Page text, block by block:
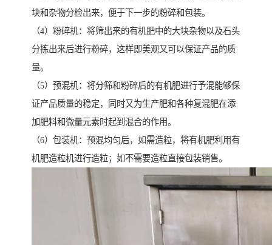
块和杂物分检出来，便于下一步的粉碎和包装。
（4）粉碎机：将筛出来的有机肥中的大块杂物以及石头
分拣出来后进行粉碎，这样即美观又可以保证产品的质
量。
（5）预混机：将分筛和粉碎后的有机肥进行予混能够保
证产品质量的稳定，同时又为生产肥和各种复混肥在添
加肥料和微量元素时起到混合的作用。
（6）包装机：预混均匀后，如需造粒，将有机肥利用有
机肥造粒机进行造粒；如不需要造粒直接包装销售。